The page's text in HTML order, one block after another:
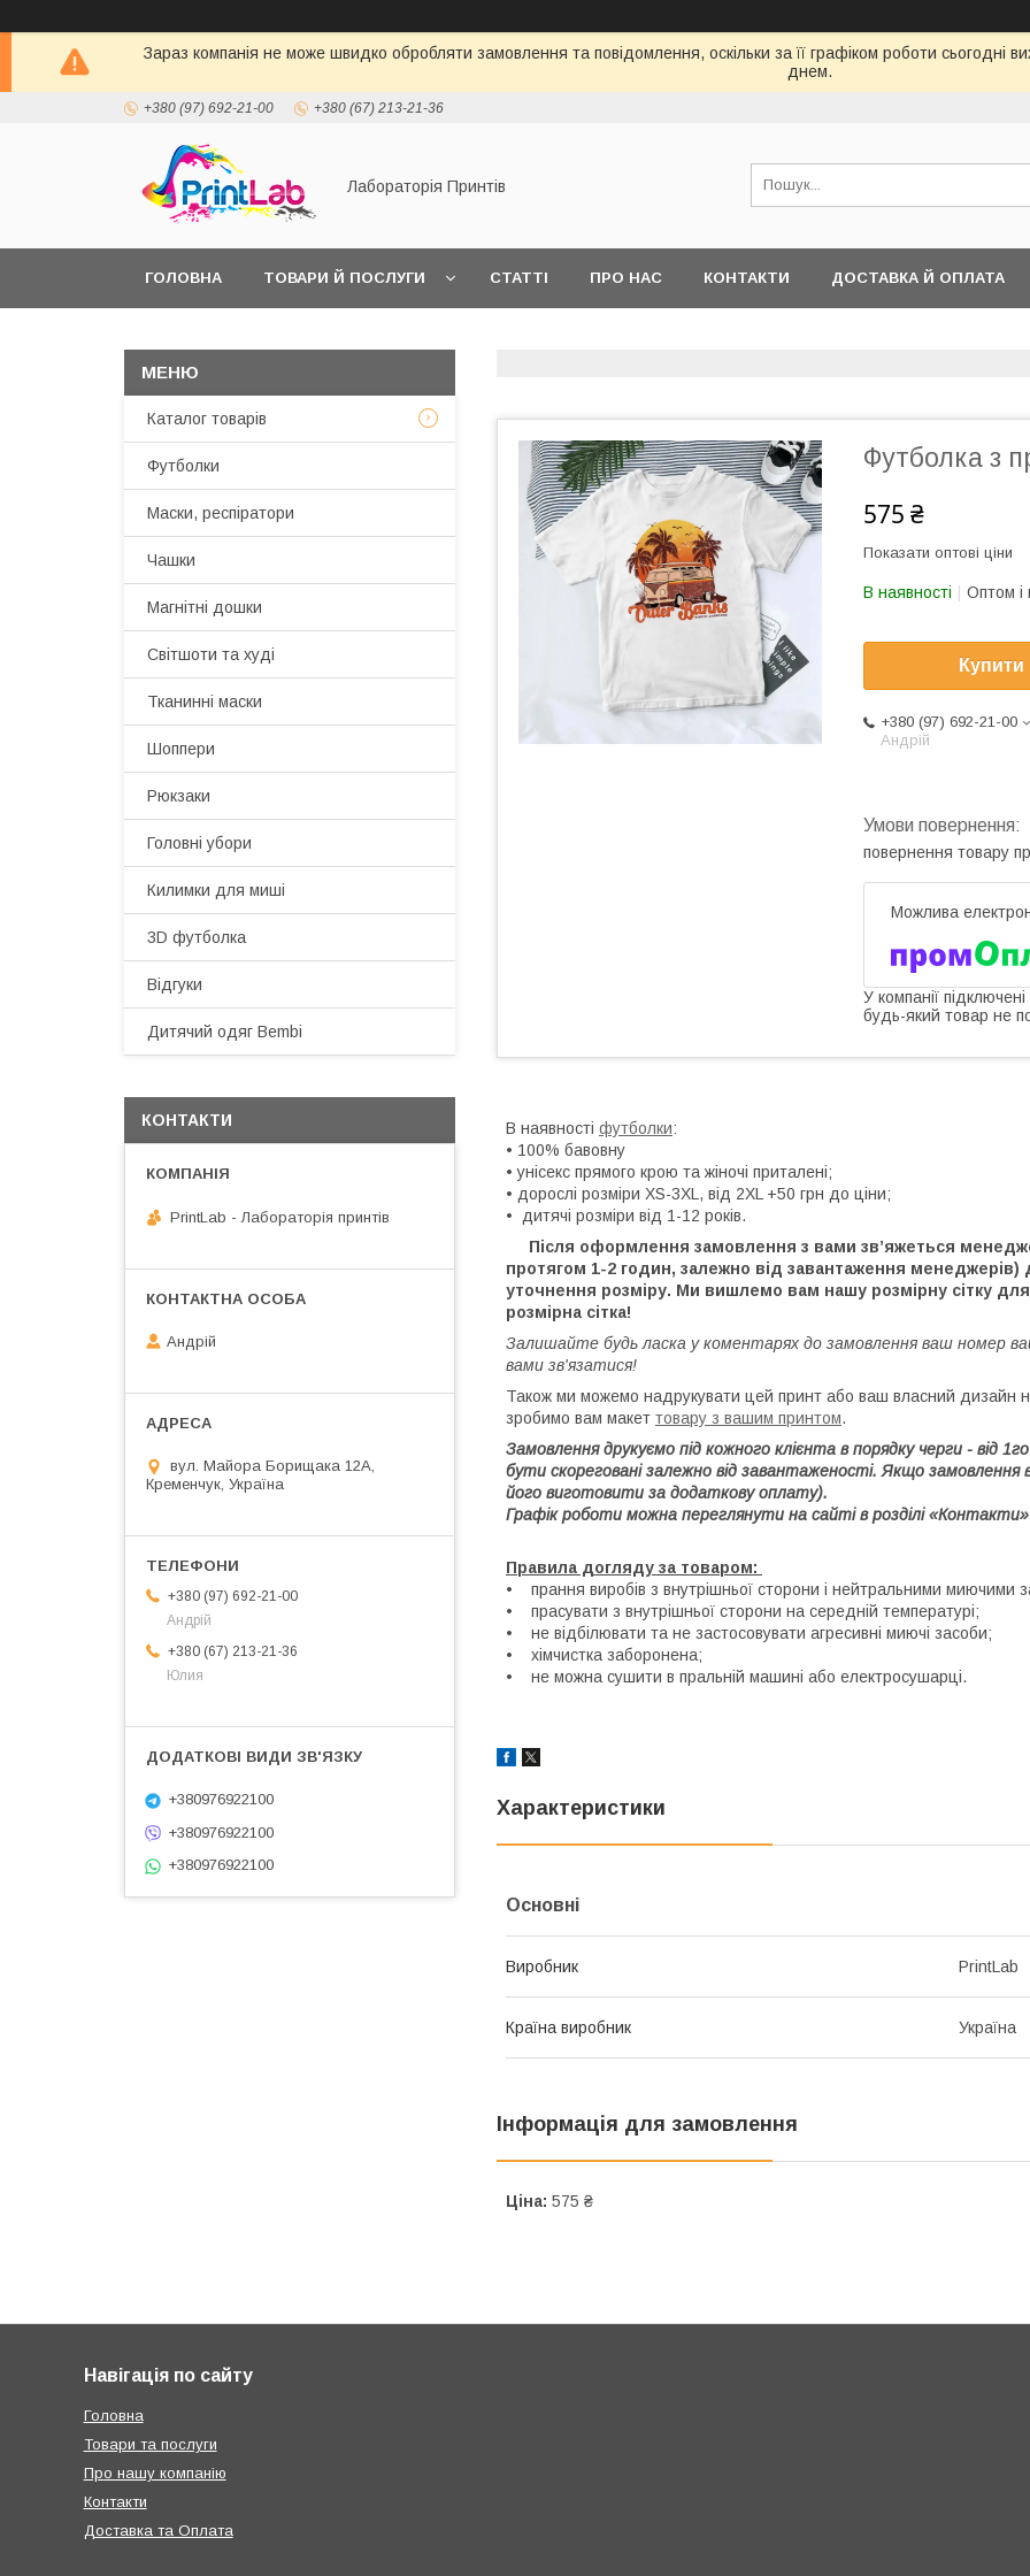
Зараз компанія не може швидко обробляти замовлення та повідомлення, оскільки за її графіком роботи
днем.
+380 (97) 692-21-00 +380 (67) 213-21-36
Лабораторія Принтів
ГОЛОВНА ТОВАРИ Й ПОСЛУГИ СТАТТІ ПРО НАС КОНТАКТИ ДОСТАВКА Й ОПЛАТА
Футболка з
575 ₴
Показати оптові ціни
В наявності Оптом і
Купити
+380 (97) 692-21-00
Андрій
повернення товару
У компанії
будь-який товар не
В наявності футболки:
• 100% бавовну
• унісекс прямого крою та жіночі приталені;
• дорослі розміри XS-3XL, від 2XL +50 грн до ціни;
• дитячі розміри від 1-12 років.
Після оформлення замовлення з вами зв’яжеться
протягом 1-2 годин, залежно від завантаження
уточнення розміру. Ми вишлемо вам нашу розмірну сітку
розмірна сітка!
Залишайте будь ласка у коментарях до замовлення ваш номер
вами зв'язатися!
Також ми можемо надрукувати цей принт або ваш власний дизайн
зробимо вам макет товару з вашим принтом.
Замовлення друкуємо під кожного клієнта в порядку черги - від
бути скореговані залежно від завантаженості. Якщо
його виготовити за додаткову оплату).
Графік роботи можна переглянути на сайті в розділі «Контакти»
Правила догляду за товаром:
• прання виробів з внутрішньої сторони і нейтральними миючими
• прасувати з внутрішньої сторони на середній температурі;
• не відбілювати та не застосовувати агресивні миючі засоби;
• хімчистка заборонена;
• не можна сушити в пральній машині або електросушарці.
Характеристики
Основні
Виробник PrintLab
Країна виробник Україна
Інформація для замовлення
Ціна: 575 ₴
Каталог товарів
Футболки
Маски, респіратори
Чашки
Магнітні дошки
Світшоти та худі
Тканинні маски
Шоппери
Рюкзаки
Головні убори
Килимки для миші
3D футболка
Відгуки
Дитячий одяг Bembi
КОНТАКТИ
PrintLab - Лабораторія принтів
Андрій
вул. Майора Борищака 12А,
Кременчук, Україна
+380 (97) 692-21-00
Андрій
+380 (67) 213-21-36
Юлия
+380976922100
+380976922100
+380976922100
Навігація по сайту
Головна
Товари та послуги
Про нашу компанію
Контакти
Доставка та Оплата